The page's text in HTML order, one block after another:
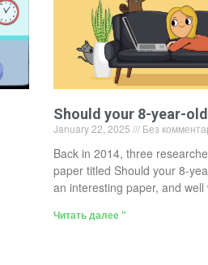
Should your 8-year-
January 22, 2025 Без
Back in 2014, three
paper titled Should your 8-
an interesting paper, and
Читать далее "